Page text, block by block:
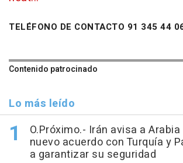
TELÉFONO DE CONTACTO 91 345 44
Contenido patrocinado
Lo más leído
O.Próximo.- Irán avisa a
nuevo acuerdo con Turquía y
a garantizar su seguridad